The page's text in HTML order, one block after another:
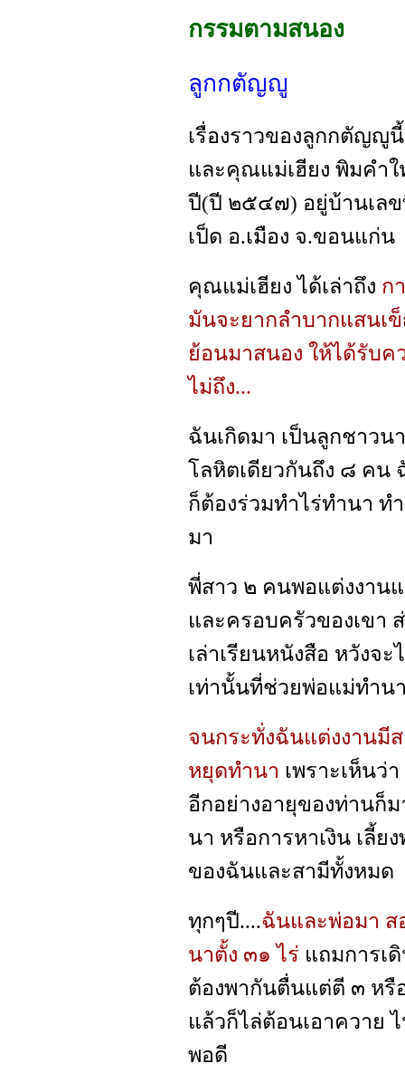
กรรมตามสนอง
ลูกกตัญญู
เรื่องราวของลูกกตัญญู
และคุณแม่เฮียง พิมคำ
ปี(ปี ๒๕๔๗) อยู่บ้านเล
เป็ด อ.เมือง จ.ขอนแก่น
คุณแม่เฮียง ได้เล่าถึง ก
มันจะยากลำบากแสนเ
ย้อนมาสนอง ให้ได้รับค
ไม่ถึง...
ฉันเกิดมา เป็นลูกชาวน
โลหิตเดียวกันถึง ๘ คน
ก็ต้องร่วมทำไร่ทำนา ท
มา
พี่สาว ๒ คนพอแต่งงาน
และครอบครัวของเขา
เล่าเรียนหนังสือ หวังจ
เท่านั้นที่ช่วยพ่อแม่ทำน
จนกระทั่งฉันแต่งงานมี
หยุดทำนา เพราะเห็นว่
อีกอย่างอายุของท่านก็
นา หรือการหาเงิน เลี้ย
ของฉันและสามีทั้งหมด
ทุกๆปี....ฉันและพ่อมา ส
นาตั้ง ๓๑ ไร่ แถมการเ
ต้องพากันตื่นแต่ตี ๓ หรื
แล้วก็ไล่ต้อนเอาควาย
พอดี